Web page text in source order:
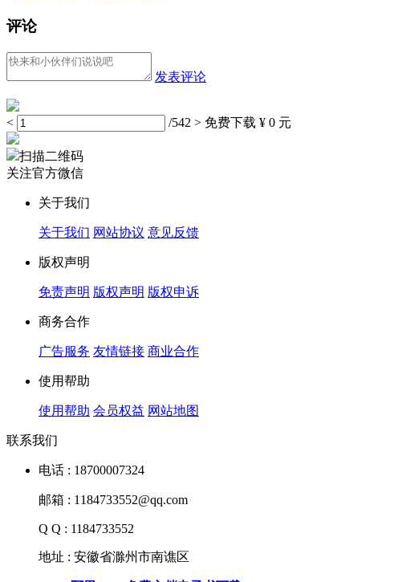
评论
发表评论
< /542 > 免费下载 ¥ 0 元
扫描二维码
关注官方微信
关于我们
关于我们 网站协议 意见反馈
版权声明
免责声明 版权声明 版权申诉
商务合作
广告服务 友情链接 商业合作
使用帮助
使用帮助 会员权益 网站地图
联系我们
电话 : 18700007324
邮箱 : 1184733552@qq.com
Q Q : 1184733552
地址 : 安徽省滁州市南谯区